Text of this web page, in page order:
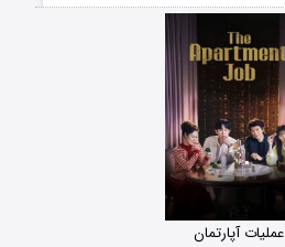
عملیات آپارتمان